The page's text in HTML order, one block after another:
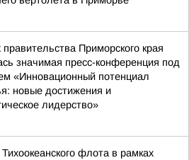
правительства Приморского края
значимая пресс-конференция под
«Инновационный потенциал
новые достижения и
лидерство»
флота в рамках